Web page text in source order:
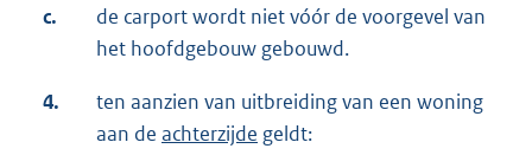
c.
de carport wordt niet vóór de voorgevel van
het hoofdgebouw gebouwd.
4.
ten aanzien van uitbreiding van een woning
aan de achterzijde geldt: